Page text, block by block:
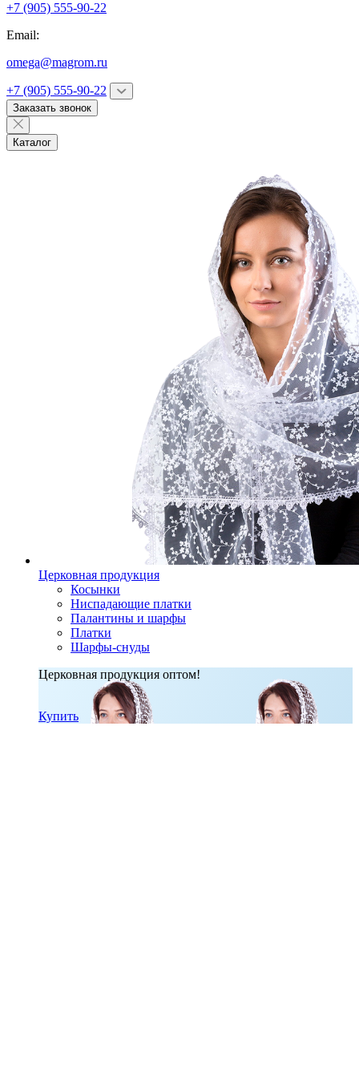
+7 (905) 555-90-22
Email:
omega@magrom.ru
+7 (905) 555-90-22
Заказать звонок
Каталог
Церковная продукция
Косынки
Ниспадающие платки
Палантины и шарфы
Платки
Шарфы-снуды
Церковная продукция оптом!
Купить